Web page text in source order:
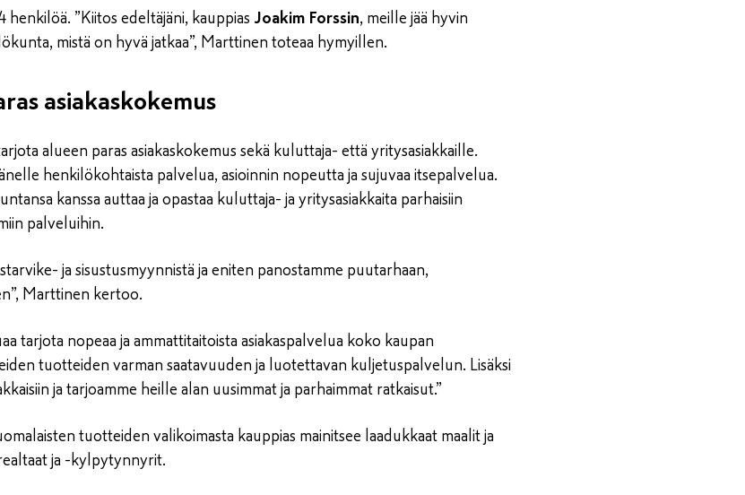
”Kiitos edeltäjäni, kauppias Joakim Forssin, meille jää hyvin
mistä on hyvä jatkaa”, Marttinen toteaa hymyillen.
asiakaskokemus
alueen paras asiakaskokemus sekä kuluttaja- että yritysasiakkaille.
henkilökohtaista palvelua, asioinnin nopeutta ja sujuvaa itsepalvelua.
kanssa auttaa ja opastaa kuluttaja- ja yritysasiakkaita parhaisiin
palveluihin.
ja sisustusmyynnistä ja eniten panostamme puutarhaan,
Marttinen kertoo.
tarjota nopeaa ja ammattitaitoista asiakaspalvelua koko kaupan
tuotteiden varman saatavuuden ja luotettavan kuljetuspalvelun. Lisäksi
ja tarjoamme heille alan uusimmat ja parhaimmat ratkaisut.”
tuotteiden valikoimasta kauppias mainitsee laadukkaat maalit ja
ja -kylpytynnyrit.